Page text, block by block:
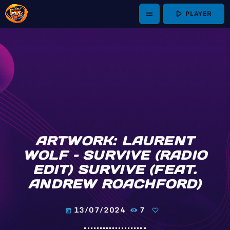
menu play_arrow PLAYER
ARTWORK: LAURENT
WOLF – SURVIVE (RADIO
EDIT) SURVIVE (FEAT.
ANDREW ROACHFORD)
today 13/07/2024 7